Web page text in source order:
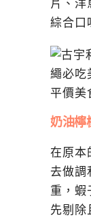
片、洋
綜合口
奶油檸
在原本
去做調
重，蝦
先剔除